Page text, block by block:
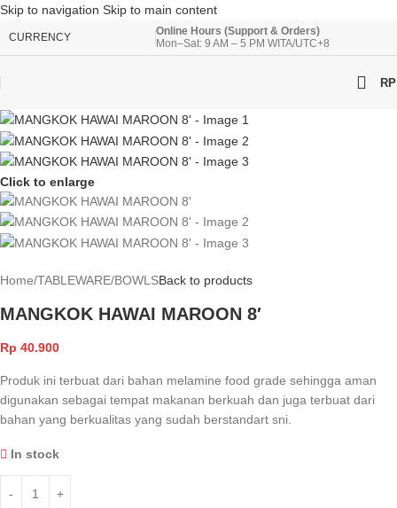
Skip to navigation Skip to main content
CURRENCY
Online Hours (Support & Orders)
Mon–Sat: 9 AM – 5 PM WITA/UTC+8
RP
Click to enlarge
Home/TABLEWARE/BOWLSBack to products
MANGKOK HAWAI MAROON 8′
Rp 40.900
Produk ini terbuat dari bahan melamine food grade sehingga aman
digunakan sebagai tempat makanan berkuah dan juga terbuat dari
bahan yang berkualitas yang sudah berstandart sni.
In stock